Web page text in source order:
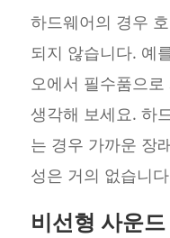
하드웨어의 경우
되지 않습니다. 예
오에서 필수품으로
생각해 보세요. 하
는 경우 가까운 장
성은 거의 없습니
비선형 사운드